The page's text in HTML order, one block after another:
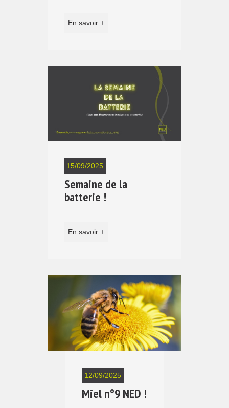
En savoir +
15/09/2025
Semaine de la
batterie !
En savoir +
12/09/2025
Miel n°9 NED !